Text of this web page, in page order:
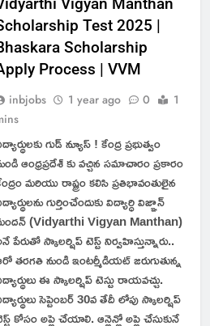
Test 2025 |
Scholarship
Process | VVM
inbjobs 1 year ago 0
1
గుడ్ న్యూస్ ! కేంద్ర ప్రభుత్వం
ఆంధ్రప్రదేశ్ కు వచ్చిన సమాచారం ప్రకారం
మరియు రాష్ట్రం కలిసి ప్రతిభావంతులైన
గుర్తించేందుకు విద్యార్ధి విజ్ఞాన్
(Vidyarthi Vigyan Manthan)
పేరుతో స్కాలర్షిప్ టెస్ట్ నిర్వహిస్తున్నారు..
తరగతి నుండి ఇంటర్మీడియట్ జరుగుతున్న
ఈ స్కాలర్షిప్ టెస్టు రాయవచ్చు.
సెప్టెంబర్ 30వ తేదీ లోపు స్కాలర్షిప్
కోసం అప్లై చేయాలి. ఆన్లైన్లో అప్లై చేసుకునే